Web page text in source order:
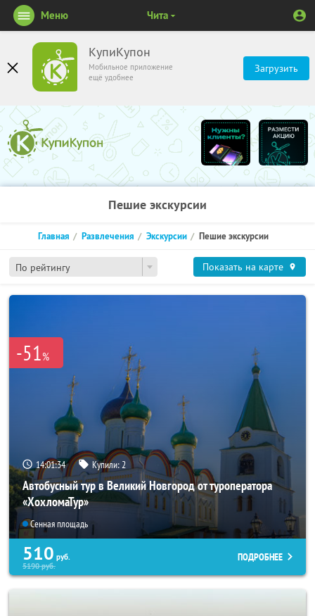
КупиКупон
Мобильное приложение
ещё удобнее
Загрузить
Меню Чита
Пешие экскурсии
По рейтингу
Главная Развлечения Экскурсии Пешие экскурсии
Показать на карте
-51%
14:01:32 Купили: 2
Автобусный тур в Великий Новгород от туроператора
«ХохломаТур»
Сенная площадь
510 руб.
5190руб.
ПОДРОБНЕЕ